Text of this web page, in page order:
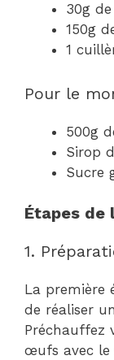
30g
150g
1
Pour le
500g
Sirop
Sucre
Étapes de
1.
La première
de réaliser
Préchauffez
œufs avec le